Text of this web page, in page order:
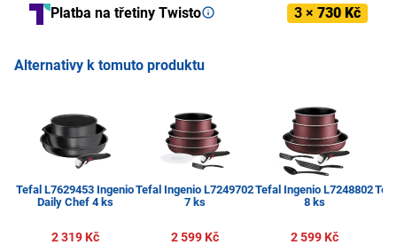
Platba na třetiny Twisto 3 × 730 Kč
Alternativy k tomuto produktu
Tefal L7629453 Ingenio
Daily Chef 4 ks
2 319 Kč
Tefal Ingenio L7249702
7 ks
2 599 Kč
Tefal Ingenio L7248802
8 ks
2 599 Kč